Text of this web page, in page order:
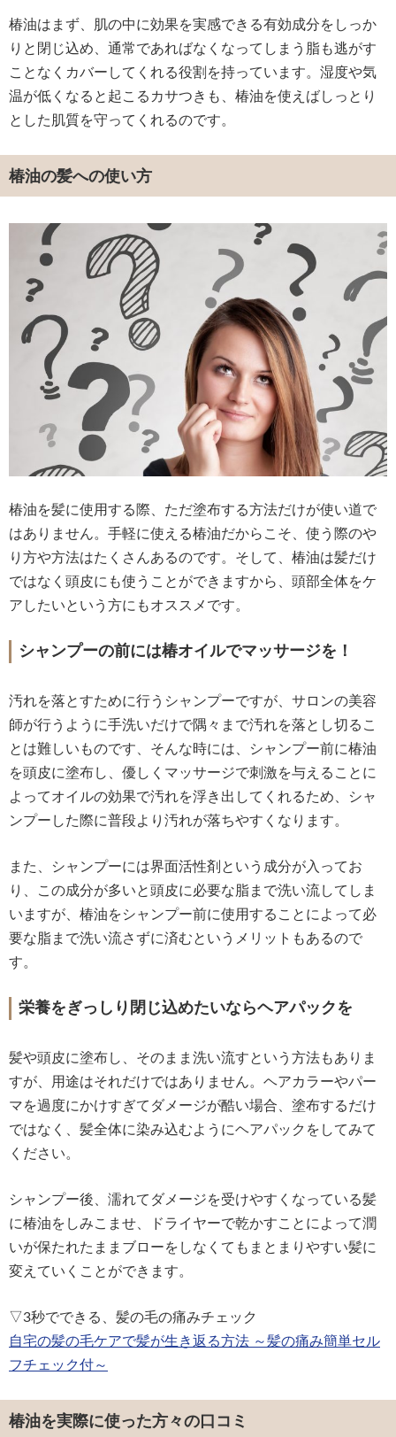
椿油はまず、肌の中に効果を実感できる有効成分をしっか
りと閉じ込め、通常であればなくなってしまう脂も逃がす
ことなくカバーしてくれる役割を持っています。湿度や気
温が低くなると起こるカサつきも、椿油を使えばしっとり
とした肌質を守ってくれるのです。
椿油の髪への使い方
椿油を髪に使用する際、ただ塗布する方法だけが使い道で
はありません。手軽に使える椿油だからこそ、使う際のや
り方や方法はたくさんあるのです。そして、椿油は髪だけ
ではなく頭皮にも使うことができますから、頭部全体をケ
アしたいという方にもオススメです。
シャンプーの前には椿オイルでマッサージを！
汚れを落とすために行うシャンプーですが、サロンの美容
師が行うように手洗いだけで隅々まで汚れを落とし切るこ
とは難しいものです、そんな時には、シャンプー前に椿油
を頭皮に塗布し、優しくマッサージで刺激を与えることに
よってオイルの効果で汚れを浮き出してくれるため、シャ
ンプーした際に普段より汚れが落ちやすくなります。
また、シャンプーには界面活性剤という成分が入ってお
り、この成分が多いと頭皮に必要な脂まで洗い流してしま
いますが、椿油をシャンプー前に使用することによって必
要な脂まで洗い流さずに済むというメリットもあるので
す。
栄養をぎっしり閉じ込めたいならヘアパックを
髪や頭皮に塗布し、そのまま洗い流すという方法もありま
すが、用途はそれだけではありません。ヘアカラーやパー
マを過度にかけすぎてダメージが酷い場合、塗布するだけ
ではなく、髪全体に染み込むようにヘアパックをしてみて
ください。
シャンプー後、濡れてダメージを受けやすくなっている髪
に椿油をしみこませ、ドライヤーで乾かすことによって潤
いが保たれたままブローをしなくてもまとまりやすい髪に
変えていくことができます。
▽3秒でできる、髪の毛の痛みチェック
自宅の髪の毛ケアで髪が生き返る方法 ～髪の痛み簡単セル
フチェック付～
椿油を実際に使った方々の口コミ